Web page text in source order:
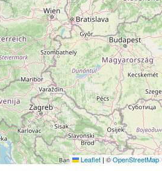
Leaflet | ©OpenStreetMap